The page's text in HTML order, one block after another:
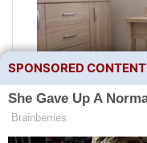
SPONSORED CONTENT